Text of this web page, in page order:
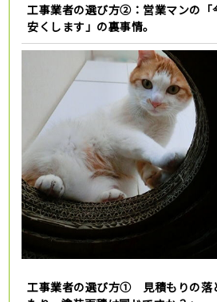
工事業者の選び方②：営業マンの「
安くします」の裏事情。
工事業者の選び方① 見積もりの